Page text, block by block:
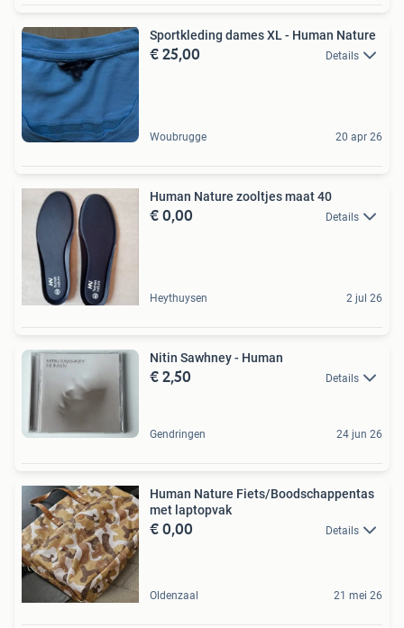
Sportkleding dames XL - Human Nature
€ 25,00 Details
Woubrugge 20 apr 26
Human Nature zooltjes maat 40
€ 0,00 Details
Heythuysen 2 jul 26
Nitin Sawhney - Human
€ 2,50 Details
Gendringen 24 jun 26
Human Nature Fiets/Boodschappentas
met laptopvak
€ 0,00 Details
Oldenzaal 21 mei 26